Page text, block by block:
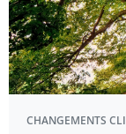
CHANGEMENTS